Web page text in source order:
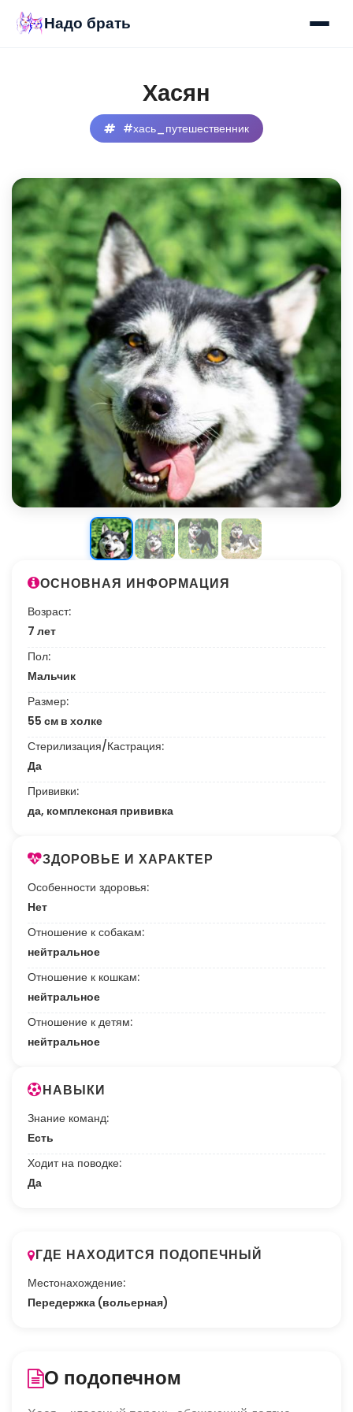
Надо брать
Хасян
#хась_путешественник
ОСНОВНАЯ ИНФОРМАЦИЯ
Возраст:
7 лет
Пол:
Мальчик
Размер:
55 см в холке
Стерилизация/Кастрация:
Да
Прививки:
да, комплексная прививка
ЗДОРОВЬЕ И ХАРАКТЕР
Особенности здоровья:
Нет
Отношение к собакам:
нейтральное
Отношение к кошкам:
нейтральное
Отношение к детям:
нейтральное
НАВЫКИ
Знание команд:
Есть
Ходит на поводке:
Да
ГДЕ НАХОДИТСЯ ПОДОПЕЧНЫЙ
Местонахождение:
Передержка (вольерная)
О подопечном